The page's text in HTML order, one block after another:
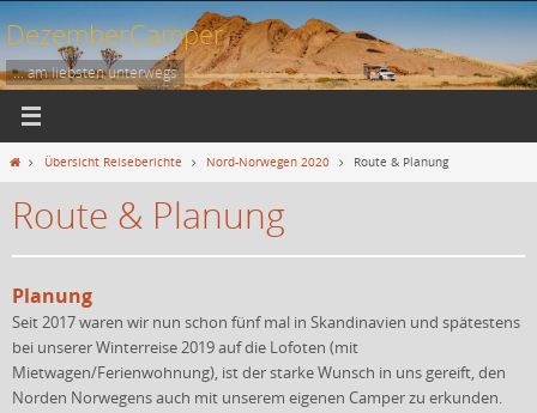
Zum
Inhalt
springen
DezemberCamper
... am liebsten unterwegs
StartÜbersicht Reiseberichte Nord-Norwegen 2020 Route & Planung
Route & Planung
Planung
Seit 2017 waren wir nun schon fünf mal in Skandinavien und spätestens
bei unserer Winterreise 2019 auf die Lofoten (mit
Mietwagen/Ferienwohnung), ist der starke Wunsch in uns gereift, den
Norden Norwegens auch mit unserem eigenen Camper zu erkunden.